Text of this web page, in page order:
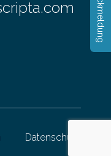
Datenschutz
Rückmeldung